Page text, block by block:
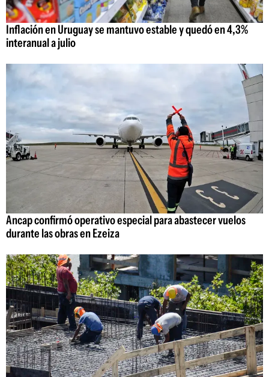
Inflación en Uruguay se mantuvo estable y quedó en 4,3%
interanual a julio
Ancap confirmó operativo especial para abastecer vuelos
durante las obras en Ezeiza